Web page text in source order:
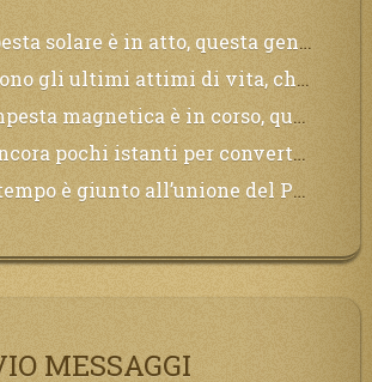
generazione soffrirà molto, la Terra arderà, l’acqua sarà contaminata, il cibo non sarà più nelle vostre mense.
attimi di vita, chi si vuole salvare Mi chiami in suo aiuto.
corso, questa generazione patirà. Il black out non tarderà ad arrivare e tutta la Terra sarà oscurata.
non perdete tempo, la sciagura arriverà all’improvviso e per chi non si sarà preparato saranno dolori.
all’unione del Padre con il figlio, non avete che da attendere pochissimo.
MESSAGGI